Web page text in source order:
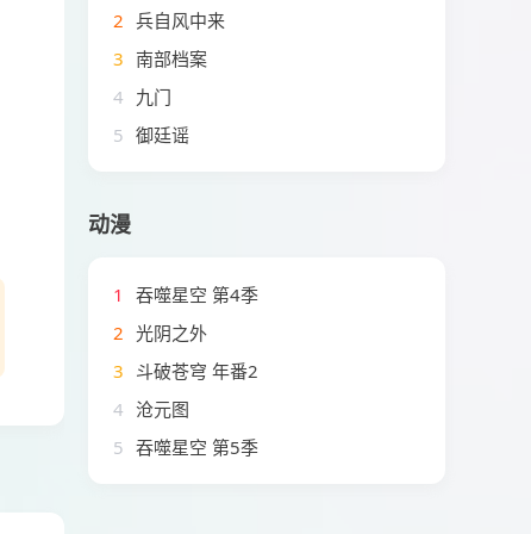
2 兵自风中来
3 南部档案
4 九门
5 御廷谣
动漫
1
吞噬星空 第4季
2 光阴之外
3 斗破苍穹 年番2
4 沧元图
5 吞噬星空 第5季